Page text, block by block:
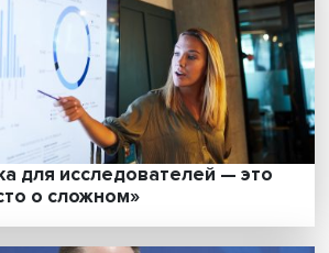
уверенности в
информации и